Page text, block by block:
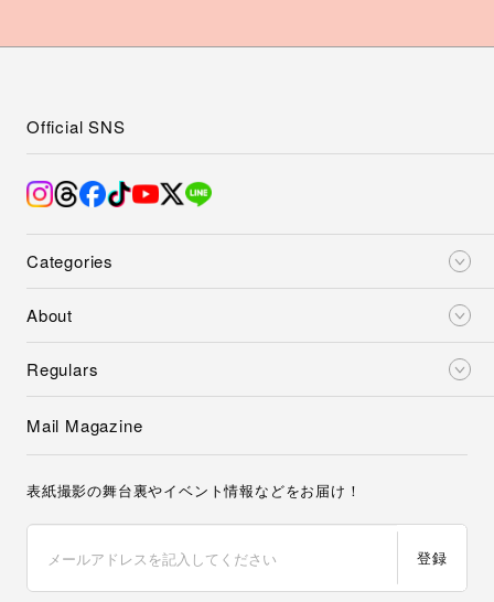
Categories
About
Regulars
Official SNS
Mail Magazine
表紙撮影の舞台裏やイベント情報などをお届け！
登録